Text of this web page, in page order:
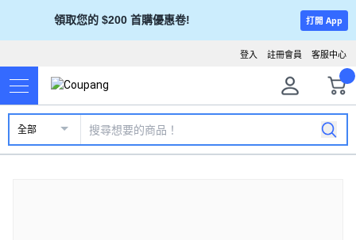
領取您的 $200 首購優惠卷! 打開 App
客服中心
註冊會員
登入
全部